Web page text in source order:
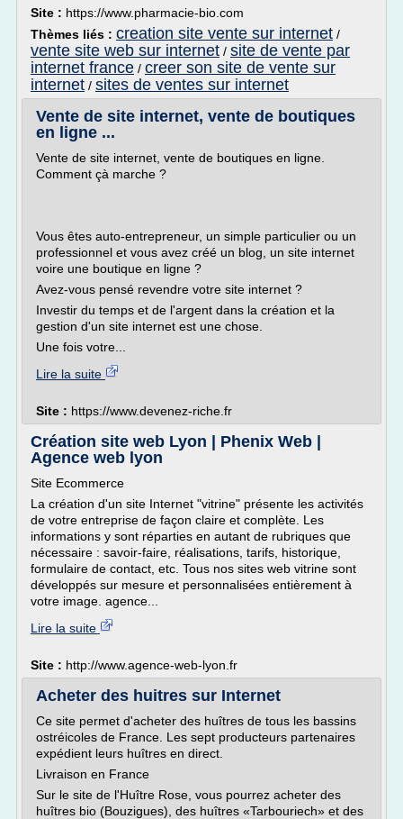
Site : https://www.pharmacie-bio.com
Thèmes liés : creation site vente sur internet /
vente site web sur internet / site de vente par
internet france / creer son site de vente sur
internet / sites de ventes sur internet
Vente de site internet, vente de boutiques
en ligne ...
Vente de site internet, vente de boutiques en ligne.
Comment çà marche ?
Vous êtes auto-entrepreneur, un simple particulier ou un
professionnel et vous avez créé un blog, un site internet
voire une boutique en ligne ?
Avez-vous pensé revendre votre site internet ?
Investir du temps et de l'argent dans la création et la
gestion d'un site internet est une chose.
Une fois votre...
Lire la suite
Site : https://www.devenez-riche.fr
Création site web Lyon | Phenix Web |
Agence web lyon
Site Ecommerce
La création d'un site Internet "vitrine" présente les activités
de votre entreprise de façon claire et complète. Les
informations y sont réparties en autant de rubriques que
nécessaire : savoir-faire, réalisations, tarifs, historique,
formulaire de contact, etc. Tous nos sites web vitrine sont
développés sur mesure et personnalisées entièrement à
votre image. agence...
Lire la suite
Site : http://www.agence-web-lyon.fr
Acheter des huitres sur Internet
Ce site permet d'acheter des huîtres de tous les bassins
ostréicoles de France. Les sept producteurs partenaires
expédient leurs huîtres en direct.
Livraison en France
Sur le site de l'Huître Rose, vous pourrez acheter des
huîtres bio (Bouzigues), des huîtres «Tarbouriech» et des